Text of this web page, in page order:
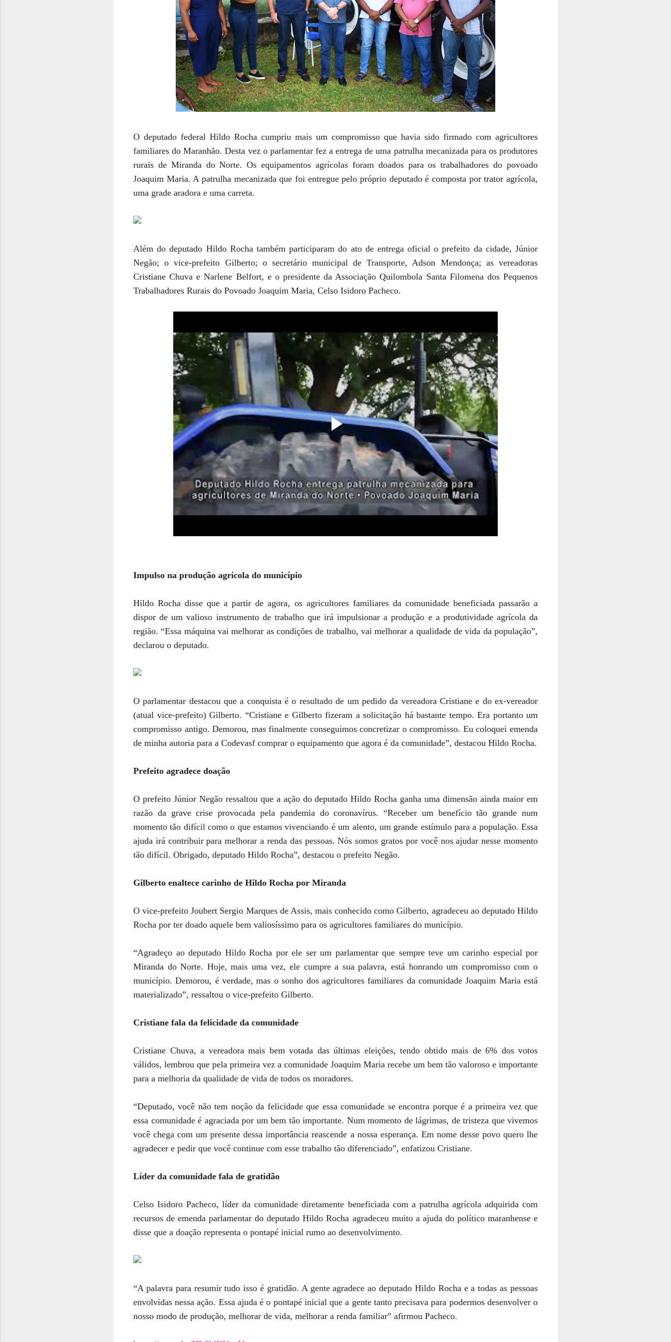
O deputado federal Hildo Rocha cumpriu mais um compromisso que havia sido firmado com agricultores
familiares do Maranhão. Desta vez o parlamentar fez a entrega de uma patrulha mecanizada para os produtores
rurais de Miranda do Norte. Os equipamentos agrícolas foram doados para os trabalhadores do povoado
Joaquim Maria. A patrulha mecanizada que foi entregue pelo próprio deputado é composta por trator agrícola,
uma grade aradora e uma carreta.
Além do deputado Hildo Rocha também participaram do ato de entrega oficial o prefeito da cidade, Júnior
Negão; o vice-prefeito Gilberto; o secretário municipal de Transporte, Adson Mendonça; as vereadoras
Cristiane Chuva e Narlene Belfort, e o presidente da Associação Quilombola Santa Filomena dos Pequenos
Trabalhadores Rurais do Povoado Joaquim Maria, Celso Isidoro Pacheco.
Impulso na produção agrícola do município
Hildo Rocha disse que a partir de agora, os agricultores familiares da comunidade beneficiada passarão a
dispor de um valioso instrumento de trabalho que irá impulsionar a produção e a produtividade agrícola da
região. “Essa máquina vai melhorar as condições de trabalho, vai melhorar a qualidade de vida da população”,
declarou o deputado.
O parlamentar destacou que a conquista é o resultado de um pedido da vereadora Cristiane e do ex-vereador
(atual vice-prefeito) Gilberto. “Cristiane e Gilberto fizeram a solicitação há bastante tempo. Era portanto um
compromisso antigo. Demorou, mas finalmente conseguimos concretizar o compromisso. Eu coloquei emenda
de minha autoria para a Codevasf comprar o equipamento que agora é da comunidade”, destacou Hildo Rocha.
Prefeito agradece doação
O prefeito Júnior Negão ressaltou que a ação do deputado Hildo Rocha ganha uma dimensão ainda maior em
razão da grave crise provocada pela pandemia do coronavírus. “Receber um benefício tão grande num
momento tão difícil como o que estamos vivenciando é um alento, um grande estímulo para a população. Essa
ajuda irá contribuir para melhorar a renda das pessoas. Nós somos gratos por você nos ajudar nesse momento
tão difícil. Obrigado, deputado Hildo Rocha”, destacou o prefeito Negão.
Gilberto enaltece carinho de Hildo Rocha por Miranda
O vice-prefeito Joubert Sergio Marques de Assis, mais conhecido como Gilberto, agradeceu ao deputado Hildo
Rocha por ter doado aquele bem valiosíssimo para os agricultores familiares do município.
“Agradeço ao deputado Hildo Rocha por ele ser um parlamentar que sempre teve um carinho especial por
Miranda do Norte. Hoje, mais uma vez, ele cumpre a sua palavra, está honrando um compromisso com o
município. Demorou, é verdade, mas o sonho dos agricultores familiares da comunidade Joaquim Maria está
materializado”, ressaltou o vice-prefeito Gilberto.
Cristiane fala da felicidade da comunidade
Cristiane Chuva, a vereadora mais bem votada das últimas eleições, tendo obtido mais de 6% dos votos
válidos, lembrou que pela primeira vez a comunidade Joaquim Maria recebe um bem tão valoroso e importante
para a melhoria da qualidade de vida de todos os moradores.
“Deputado, você não tem noção da felicidade que essa comunidade se encontra porque é a primeira vez que
essa comunidade é agraciada por um bem tão importante. Num momento de lágrimas, de tristeza que vivemos
você chega com um presente dessa importância reascende a nossa esperança. Em nome desse povo quero lhe
agradecer e pedir que você continue com esse trabalho tão diferenciado”, enfatizou Cristiane.
Líder da comunidade fala de gratidão
Celso Isidoro Pacheco, líder da comunidade diretamente beneficiada com a patrulha agrícola adquirida com
recursos de emenda parlamentar do deputado Hildo Rocha agradeceu muito a ajuda do político maranhense e
disse que a doação representa o pontapé inicial rumo ao desenvolvimento.
“A palavra para resumir tudo isso é gratidão. A gente agradece ao deputado Hildo Rocha e a todas as pessoas
envolvidas nessa ação. Essa ajuda é o pontapé inicial que a gente tanto precisava para podermos desenvolver o
nosso modo de produção, melhorar de vida, melhorar a renda familiar” afirmou Pacheco.